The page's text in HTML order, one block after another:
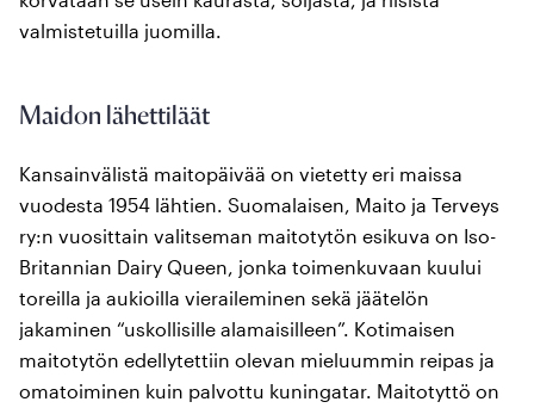
valmistetuilla juomilla.
Maidon lähettiläät
Kansainvälistä maitopäivää on vietetty eri maissa
vuodesta 1954 lähtien. Suomalaisen, Maito ja Terveys
ry:n vuosittain valitseman maitotytön esikuva on Iso-
Britannian Dairy Queen, jonka toimenkuvaan kuului
toreilla ja aukioilla vieraileminen sekä jäätelön
jakaminen “uskollisille alamaisilleen”. Kotimaisen
maitotytön edellytettiin olevan mieluummin reipas ja
omatoiminen kuin palvottu kuningatar. Maitotyttö on